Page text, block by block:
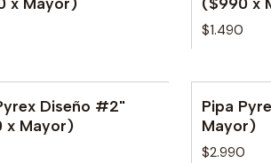
$1.490
Diseño #2"
x Mayor)
Pipa
Mayor)
$2.990